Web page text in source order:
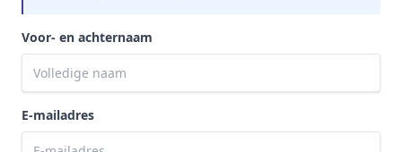
Voor- en achternaam
E-mailadres